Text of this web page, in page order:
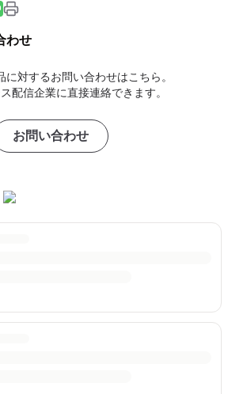
わせ
に対するお問い合わせはこちら。
配信企業に直接連絡できます。
お問い合わせ